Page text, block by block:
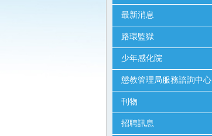
最新消息
路環監獄
少年感化院
懲教管理局服務諮詢中心
刊物
招聘訊息